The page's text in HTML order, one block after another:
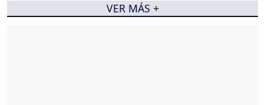
VER MÁS +